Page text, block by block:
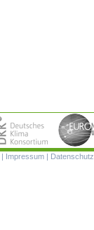
| Impressum | Datenschutz